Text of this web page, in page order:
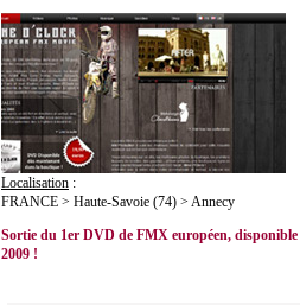
Localisation :
FRANCE > Haute-Savoie (74) > Annecy
Sortie du 1er DVD de FMX européen,
2009 !